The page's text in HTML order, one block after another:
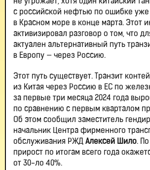
с российской нефтью по ошибке уже
в Красном море в конце марта. Этот
активизировал разговор о том, что
актуален альтернативный путь
в Европу — через Россию.
Этот путь существует. Транзит
из Китая через Россию в ЕС по
за первые три месяца 2024 года
по сравнению с первым кварталом
Об этом сообщил заместитель
начальник Центра фирменного
обслуживания РЖД Алексей Шило.
прирост по итогам всего года
от 30-ло 40%.